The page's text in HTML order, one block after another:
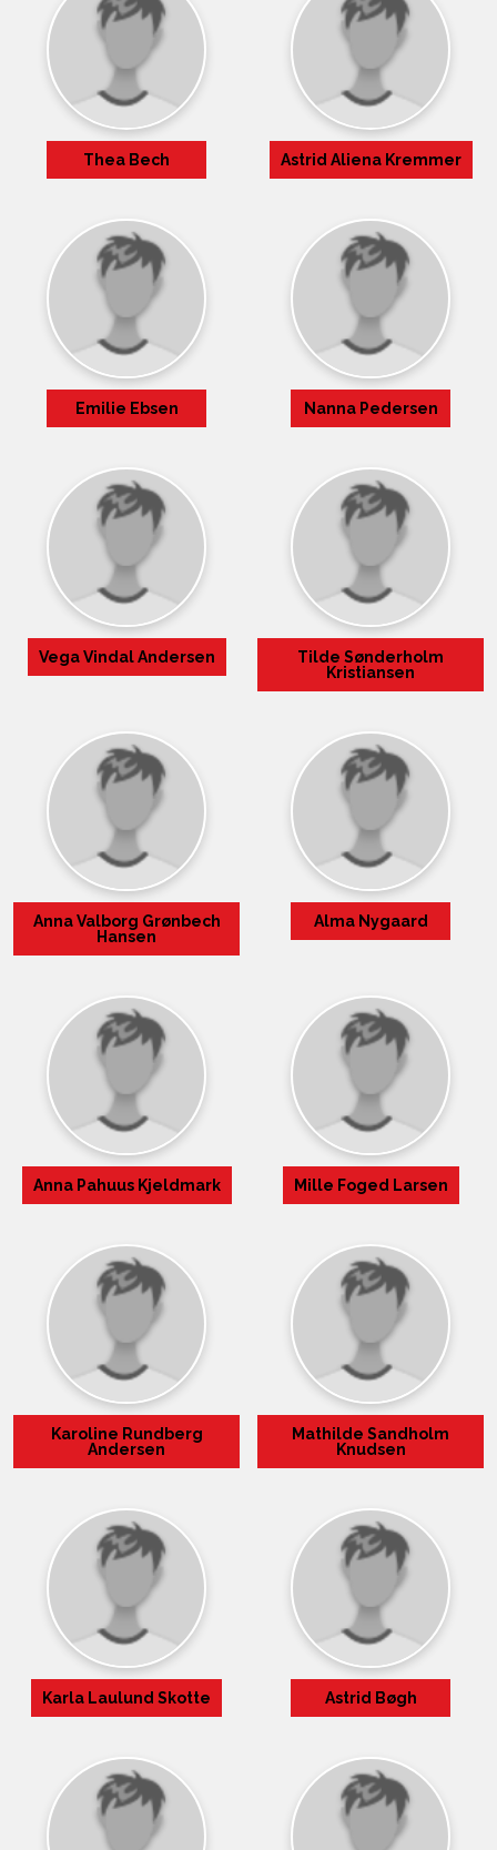
Thea Bech Astrid Aliena Kremmer
Emilie Ebsen Nanna Pedersen
Vega Vindal Andersen
Tilde Sønderholm
Kristiansen
Anna Valborg Grønbech
Hansen
Alma Nygaard
Anna Pahuus Kjeldmark Mille Foged Larsen
Karoline Rundberg
Andersen
Mathilde Sandholm
Knudsen
Karla Laulund Skotte Astrid Bøgh